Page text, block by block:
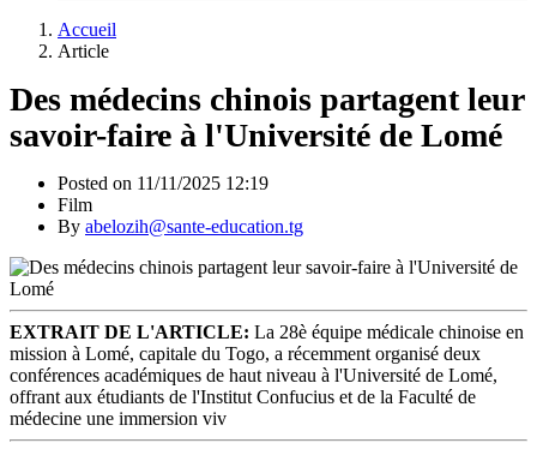
Accueil
Article
Des médecins chinois partagent leur
savoir-faire à l'Université de Lomé
Posted on 11/11/2025 12:19
Film
By abelozih@sante-education.tg
EXTRAIT DE L'ARTICLE: La 28è équipe médicale chinoise en
mission à Lomé, capitale du Togo, a récemment organisé deux
conférences académiques de haut niveau à l'Université de Lomé,
offrant aux étudiants de l'Institut Confucius et de la Faculté de
médecine une immersion viv